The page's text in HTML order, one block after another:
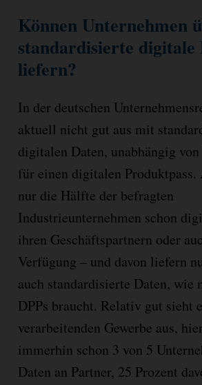
Können Unternehmen
standardisierte digitale
liefern?
In der deutschen
aktuell nicht gut aus mit
digitalen Daten, unabhängig
für einen digitalen
nur die Hälfte der befragten
Industrieunternehmen schon
ihren Geschäftspartnern oder
Verfügung – und davon liefern
auch standardisierte Daten, wie
DPPs braucht. Relativ gut sieht
verarbeitenden Gewerbe aus,
immerhin schon 3 von 5
Daten an Partner, 25 Prozent